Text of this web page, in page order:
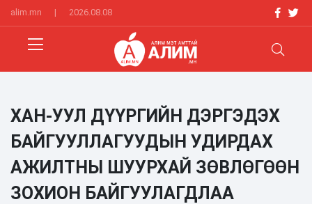
alim.mn | 2026.08.08
ХАН-УУЛ ДҮҮРГИЙН ДЭРГЭДЭХ
БАЙГУУЛЛАГУУДЫН УДИРДАХ
АЖИЛТНЫ ШУУРХАЙ ЗӨВЛӨГӨӨН
ЗОХИОН БАЙГУУЛАГДЛАА